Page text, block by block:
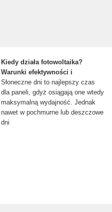
Kiedy działa fotowoltaika?
Warunki efektywności i
Słoneczne dni to najlepszy czas
dla paneli, gdyż osiągają one wtedy
maksymalną wydajność. Jednak
nawet w pochmurne lub deszczowe
dni